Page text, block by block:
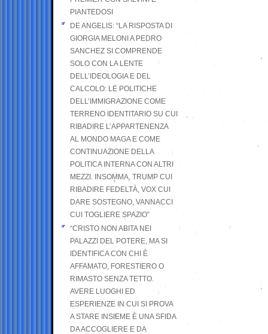
PIANTEDOSI
DE ANGELIS: “LA RISPOSTA DI
GIORGIA MELONI A PEDRO
SANCHEZ SI COMPRENDE
SOLO CON LA LENTE
DELL’IDEOLOGIA E DEL
CALCOLO: LE POLITICHE
DELL’IMMIGRAZIONE COME
TERRENO IDENTITARIO SU CUI
RIBADIRE L’APPARTENENZA
AL MONDO MAGA E COME
CONTINUAZIONE DELLA
POLITICA INTERNA CON ALTRI
MEZZI. INSOMMA, TRUMP CUI
RIBADIRE FEDELTÀ, VOX CUI
DARE SOSTEGNO, VANNACCI
CUI TOGLIERE SPAZIO”
“CRISTO NON ABITA NEI
PALAZZI DEL POTERE, MA SI
IDENTIFICA CON CHI È
AFFAMATO, FORESTIERO O
RIMASTO SENZA TETTO.
AVERE LUOGHI ED
ESPERIENZE IN CUI SI PROVA
A STARE INSIEME È UNA SFIDA
DA ACCOGLIERE E DA